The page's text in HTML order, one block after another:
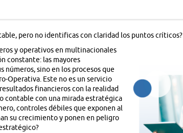
pero no identificas con claridad los puntos críticos?
y operativos en multinacionales
constante: las mayores
sino en los procesos que
Operativa. Este no es un servicio
financieros con la realidad
contable con una mirada estratégica
controles débiles que exponen al
su crecimiento y ponen en peligro